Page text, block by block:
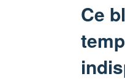
Ce